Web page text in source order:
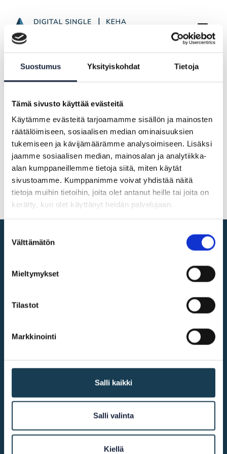
Suostumus Yksityiskohdat Tietoja
Tämä sivusto käyttää evästeitä
Käytämme evästeitä tarjoamamme sisällön ja mainosten
räätälöimiseen, sosiaalisen median ominaisuuksien
tukemiseen ja kävijämäärämme analysoimiseen. Lisäksi
jaamme sosiaalisen median, mainosalan ja analytiikka-
alan kumppaneillemme tietoja siitä, miten käytät
sivustoamme. Kumppanimme voivat yhdistää näitä
tietoja muihin tietoihin, joita olet antanut heille tai joita on
kerätty, kun olet käyttänyt heidän palvelujaan.
valinta
Välttämätön
Mieltymykset
Tilastot
Markkinointi
Salli kaikki
Salli valinta
Kiellä
Frontpage
Highlights
28.05.2026
SDGr Newsletter from January to
May 2026
Newsletter only in Finnish
@2026
More info
Cookie declaration
Other links
European Commission